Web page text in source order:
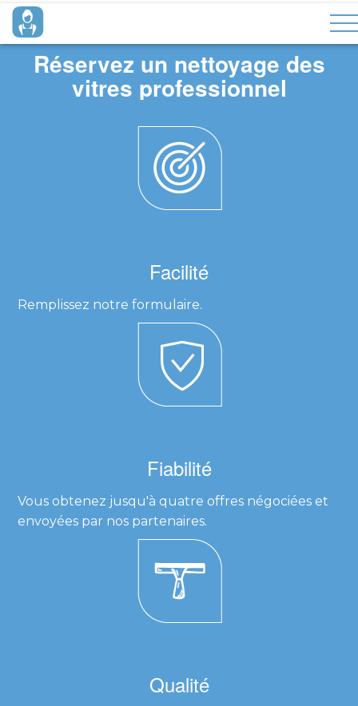
Réservez un nettoyage des
vitres professionnel
Facilité
Remplissez notre formulaire.
Fiabilité
Vous obtenez jusqu'à quatre offres négociées et
envoyées par nos partenaires.
Qualité